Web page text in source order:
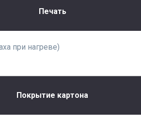
Печать
при нагреве)
Покрытие картона